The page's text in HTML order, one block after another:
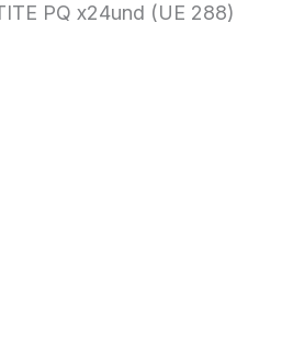
PQ x24und (UE 288)